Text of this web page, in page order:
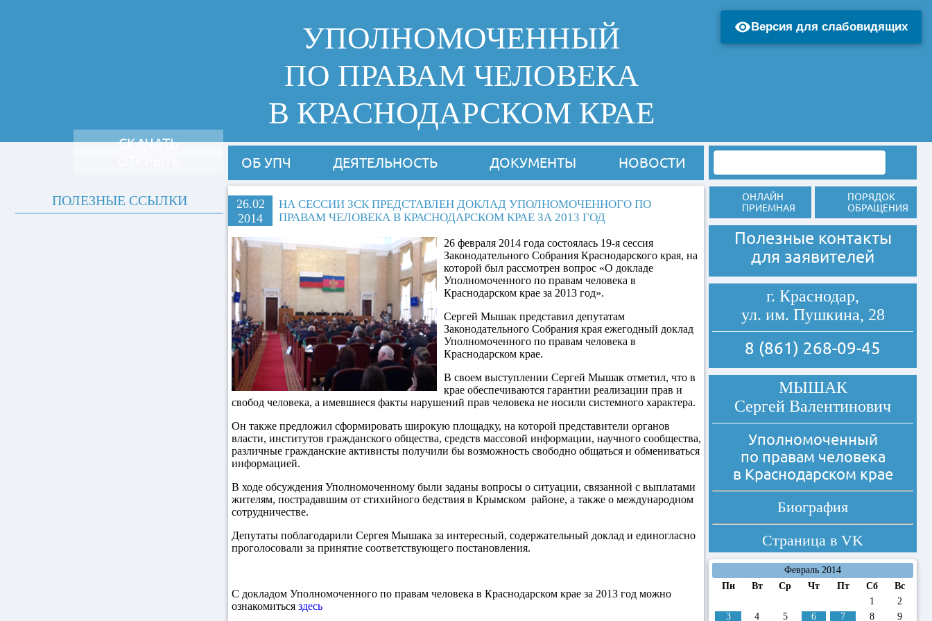
УПОЛНОМОЧЕННЫЙ
ПО ПРАВАМ ЧЕЛОВЕКА
В КРАСНОДАРСКОМ КРАЕ
ОБ УПЧ ДЕЯТЕЛЬНОСТЬ ДОКУМЕНТЫ НОВОСТИ
26.02
2014
НА СЕССИИ ЗСК ПРЕДСТАВЛЕН ДОКЛАД УПОЛНОМОЧЕННОГО ПО
ПРАВАМ ЧЕЛОВЕКА В КРАСНОДАРСКОМ КРАЕ ЗА 2013 ГОД
26 февраля 2014 года состоялась 19-я сессия
Законодательного Собрания Краснодарского края, на
которой был рассмотрен вопрос «О докладе
Уполномоченного по правам человека в
Краснодарском крае за 2013 год».
Сергей Мышак представил депутатам
Законодательного Собрания края ежегодный доклад
Уполномоченного по правам человека в
Краснодарском крае.
В своем выступлении Сергей Мышак отметил, что в
крае обеспечиваются гарантии реализации прав и
свобод человека, а имевшиеся факты нарушений прав человека не носили системного характера.
Он также предложил сформировать широкую площадку, на которой представители органов
власти, институтов гражданского общества, средств массовой информации, научного сообщества,
различные гражданские активисты получили бы возможность свободно общаться и обмениваться
информацией.
В ходе обсуждения Уполномоченному были заданы вопросы о ситуации, связанной с выплатами
жителям, пострадавшим от стихийного бедствия в Крымском районе, а также о международном
сотрудничестве.
Депутаты поблагодарили Сергея Мышака за интересный, содержательный доклад и единогласно
проголосовали за принятие соответствующего постановления.
С докладом Уполномоченного по правам человека в Краснодарском крае за 2013 год можно
ознакомиться здесь
СКАЧАТЬ
ПОЛЕЗНЫЕ ССЫЛКИ
ОНЛАЙН
ПРИЕМНАЯ
ПОРЯДОК
ОБРАЩЕНИЯ
Полезные контакты
для заявителей
г. Краснодар,
ул. им. Пушкина, 28
8 (861) 268-09-45
МЫШАК
Сергей Валентинович
Уполномоченный
по правам человека
в Краснодарском крае
Биография
Страница в VK
Февраль 2014
Пн
Вт Ср Чт Пт Сб
Вс
1
2
3
4 5 6 7 8 9
Версия для слабовидящих